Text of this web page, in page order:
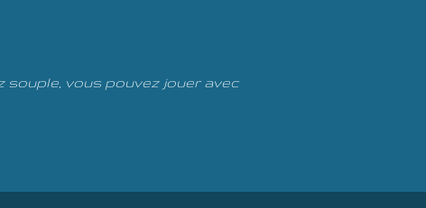
souple, vous pouvez jouer avec